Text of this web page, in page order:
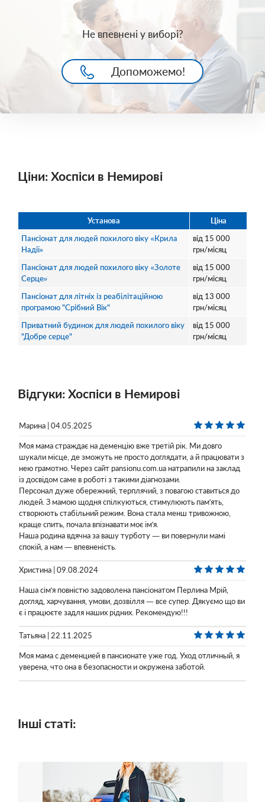
Не впевнені у виборі?
Допоможемо!
Ціни: Хоспіси в Немирові
Установа
Ціна
Пансіонат для людей похилого віку «Крила
Надії»
від 15 000
грн/місяц
Пансіонат для людей похилого віку «Золоте
Серце»
від 15 000
грн/місяц
Пансіонат для літніх із реабілітаційною
програмою "Срібний Вік"
від 13 000
грн/місяц
Приватний будинок для людей похилого віку
"Добре серце"
від 15 000
грн/місяц
Відгуки: Хоспіси в Немирові
Марина | 04.05.2025
Моя мама страждає на деменцію вже третій рік. Ми довго
шукали місце, де зможуть не просто доглядати, а й працювати з
нею грамотно. Через сайт pansionu.com.ua натрапили на заклад
із досвідом саме в роботі з такими діагнозами.
Персонал дуже обережний, терплячий, з повагою ставиться до
людей. З мамою щодня спілкуються, стимулюють пам’ять,
створюють стабільний режим. Вона стала менш тривожною,
краще спить, почала впізнавати моє ім’я.
Наша родина вдячна за вашу турботу — ви повернули мамі
спокій, а нам — впевненість.
Христина | 09.08.2024
Наша сімʼя повністю задоволена пансіонатом Перлина Мрій,
догляд, харчування, умови, дозвілля — все супер. Дякуємо що ви
є і працюєте задля наших рідних. Рекомендую!!!
Татьяна | 22.11.2025
Моя мама с деменцией в пансионате уже год. Уход отличный, я
уверена, что она в безопасности и окружена заботой.
Інші статі: